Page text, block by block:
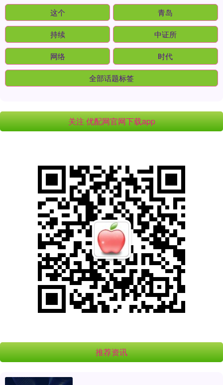
这个 青岛
持续 中证所
网络 时代
全部话题标签
关注 优配网官网下载app
推荐资讯